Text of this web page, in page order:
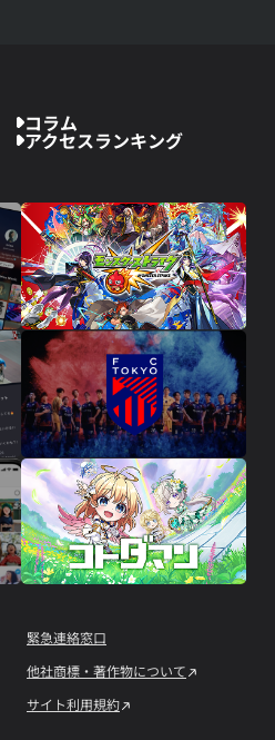
コラム
アクセスランキング
緊急連絡窓口
他社商標・著作物について
サイト利用規約